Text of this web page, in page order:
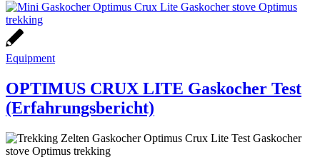
Equipment
OPTIMUS CRUX LITE Gaskocher Test
(Erfahrungsbericht)